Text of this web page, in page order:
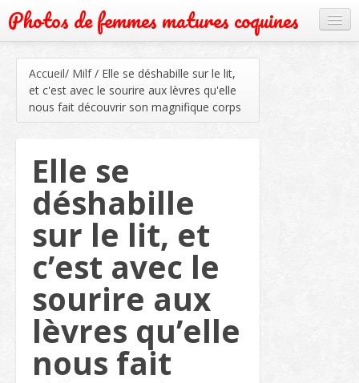
Photos de femmes matures coquines
Grand mère
Mature
Rencontre
Webcam
Accueil/ Milf / Elle se déshabille sur le lit,
et c'est avec le sourire aux lèvres qu'elle
nous fait découvrir son magnifique corps
Elle se
déshabille
sur le lit, et
c’est avec le
sourire aux
lèvres qu’elle
nous fait